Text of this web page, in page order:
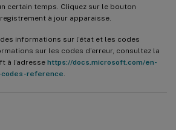
certain temps. Cliquez sur le bouton
à jour apparaisse.
informations sur l’état et les codes
sur les codes d’erreur, consultez la
à l’adresse https://docs.microsoft.com/en-
reference